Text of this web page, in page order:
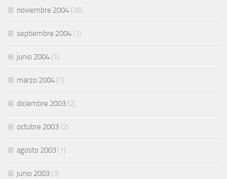
noviembre 2004 (26)
septiembre 2004 (1)
junio 2004 (1)
marzo 2004 (1)
diciembre 2003 (2)
octubre 2003 (2)
agosto 2003 (1)
junio 2003 (3)